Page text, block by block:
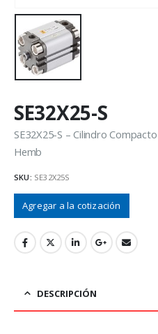
SE32X25-S
SE32X25-S – Cilindro
Hemb
SKU: SE32X25S
Agregar a la cotización
DESCRIPCIÓN